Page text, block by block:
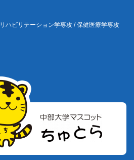
リハビリテーション学専攻 / 保健医療学専攻